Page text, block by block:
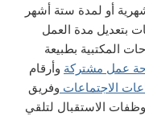
أو لمدة ستة أشهر
بتعديل مدة العمل
المكتبية بطبيعة
عمل مشتركة وأرقام
الاجتماعات وفريق
الاستقبال لتلقي